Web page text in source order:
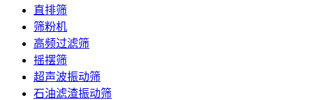
直排筛
筛粉机
高频过滤筛
摇摆筛
超声波振动筛
石油滤渣振动筛